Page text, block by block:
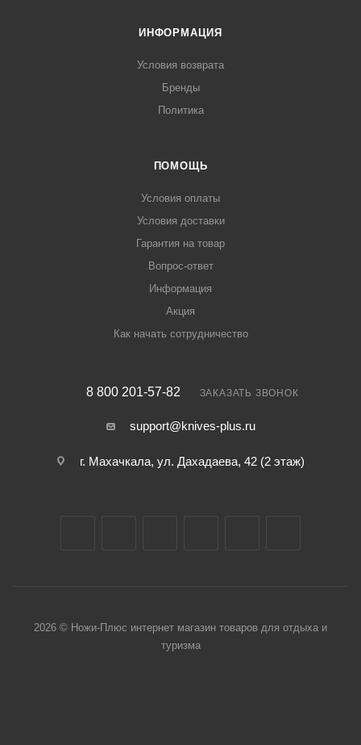
ИНФОРМАЦИЯ
Условия возврата
Бренды
Политика
ПОМОЩЬ
Условия оплаты
Условия доставки
Гарантия на товар
Вопрос-ответ
Информация
Акция
Как начать сотрудничество
8 800 201-57-82 ЗАКАЗАТЬ ЗВОНОК
support@knives-plus.ru
г. Махачкала, ул. Дахадаева, 42 (2 этаж)
2026 © Ножи-Плюс интернет магазин товаров для отдыха и
туризма